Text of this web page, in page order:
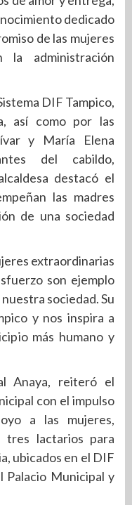
dedicado
de las mujeres
la administración
DIF Tampico,
así como por las
y María Elena
del cabildo,
destacó el
las madres
de una sociedad
extraordinarias
son ejemplo
sociedad. Su
y nos inspira a
más humano y
Anaya, reiteró el
con el impulso
a las mujeres,
tres lactarios para
ubicados en el DIF
Palacio Municipal y